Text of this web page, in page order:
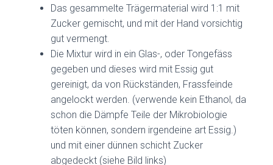
Das gesammelte Trägermaterial wird 1:1 mit
Zucker gemischt, und mit der Hand vorsichtig
gut vermengt.
Die Mixtur wird in ein Glas-, oder Tongefäss
gegeben und dieses wird mit Essig gut
gereinigt, da von Rückständen, Frassfeinde
angelockt werden. (verwende kein Ethanol, da
schon die Dämpfe Teile der Mikrobiologie
töten können, sondern irgendeine art Essig.)
und mit einer dünnen schicht Zucker
abgedeckt (siehe Bild links)